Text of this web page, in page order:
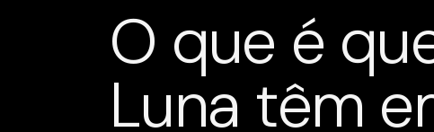
O que é
Luna têm